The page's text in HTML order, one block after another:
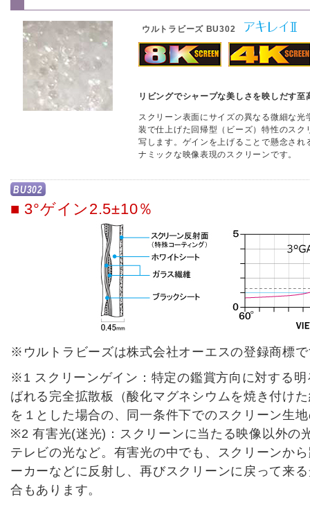
ウルトラビーズ BU302
リビングでシャープな美しさを映しだす至
スクリーン表面にサイズの異なる微細な
装で仕上げた回帰型（ビーズ）特性のス
写します。ゲインを上げることで懸念さ
ナミックな映像表現のスクリーンです。
BU302
■ 3°ゲイン2.5±10％
※ウルトラビーズは株式会社オーエスの登録商標
※1 スクリーンゲイン：特定の鑑賞方向に対する
ばれる完全拡散板（酸化マグネシウムを焼き付け
を１とした場合の、同一条件下でのスクリーン生
※2 有害光(迷光)：スクリーンに当たる映像以外の
テレビの光など。有害光の中でも、スクリーンか
ーカーなどに反射し、再びスクリーンに戻って来
合もあります。